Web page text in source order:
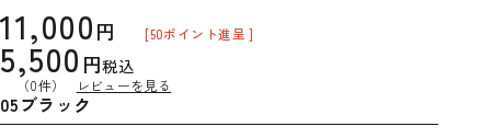
11,000
5,500 税込
[50ポイント進呈 ]
（0件） レビューを見る
05ブラック